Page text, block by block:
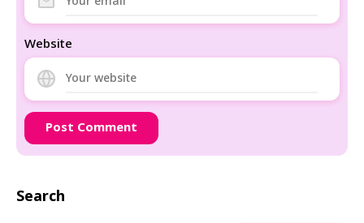
Website
Search